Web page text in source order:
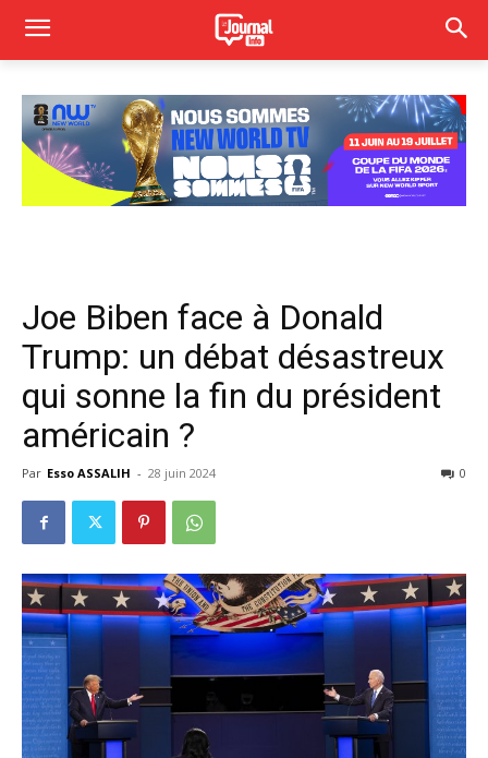
Joe Biben face à Donald
Trump: un débat désastreux
qui sonne la fin du président
américain ?
Par Esso ASSALIH - 28 juin 2024 0